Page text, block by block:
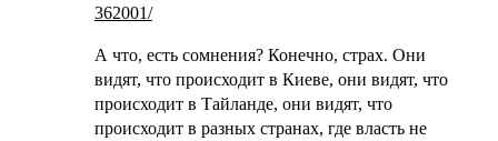
362001/
А что, есть сомнения? Конечно, страх. Они
видят, что происходит в Киеве, они видят, что
происходит в Тайланде, они видят, что
происходит в разных странах, где власть не